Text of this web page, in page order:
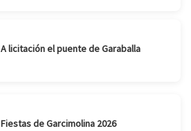
A licitación el puente de Garaballa
Fiestas de Garcimolina 2026